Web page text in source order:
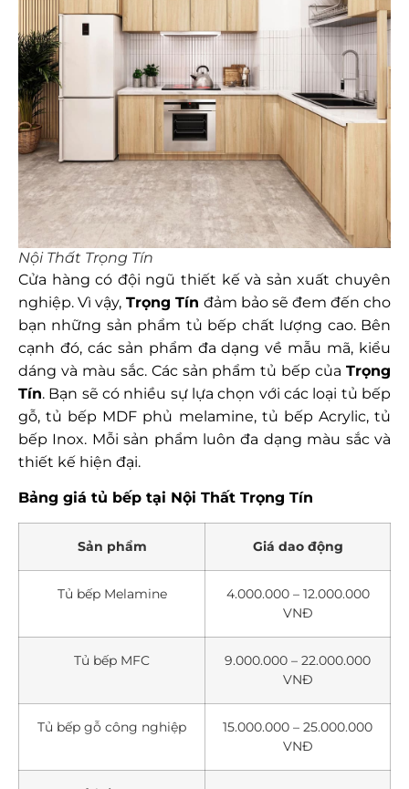
Nội Thất Trọng Tín
Cửa hàng có đội ngũ thiết kế và sản xuất chuyên
nghiệp. Vì vậy, Trọng Tín đảm bảo sẽ đem đến cho
bạn những sản phẩm tủ bếp chất lượng cao. Bên
cạnh đó, các sản phẩm đa dạng về mẫu mã, kiểu
dáng và màu sắc. Các sản phẩm tủ bếp của Trọng
Tín. Bạn sẽ có nhiều sự lựa chọn với các loại tủ bếp
gỗ, tủ bếp MDF phủ melamine, tủ bếp Acrylic, tủ
bếp Inox. Mỗi sản phẩm luôn đa dạng màu sắc và
thiết kế hiện đại.
Bảng giá tủ bếp tại Nội Thất Trọng Tín
Sản phẩm Giá dao động
Tủ bếp Melamine
4.000.000 – 12.000.000
VNĐ
Tủ bếp MFC
9.000.000 – 22.000.000
VNĐ
Tủ bếp gỗ công nghiệp
15.000.000 – 25.000.000
VNĐ